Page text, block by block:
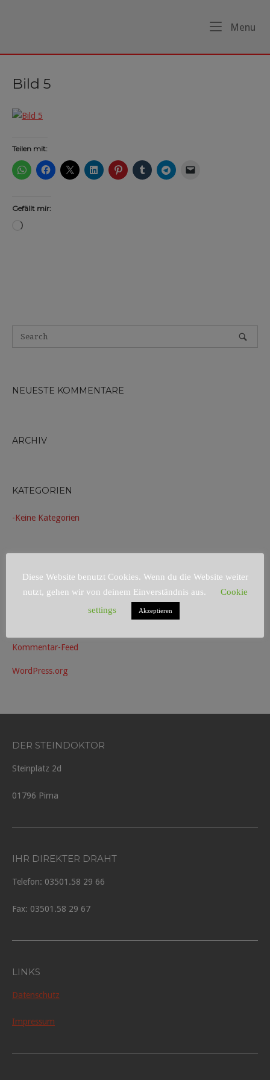
Menu
Bild 5
Teilen mit:
Gefällt mir:
Wird
NEUESTE KOMMENTARE
ARCHIV
KATEGORIEN
Keine Kategorien
META
Kommentar-Feed
WordPress.org
DER STEINDOKTOR
Steinplatz 2d
01796 Pirna
IHR DIREKTER DRAHT
Telefon: 03501.58 29 66
Fax: 03501.58 29 67
LINKS
Datenschutz
Impressum
Diese Website benutzt Cookies. Wenn du die Website weiter
nutzt, gehen wir von deinem Einverständnis aus.
Cookie
settings
Akzeptieren